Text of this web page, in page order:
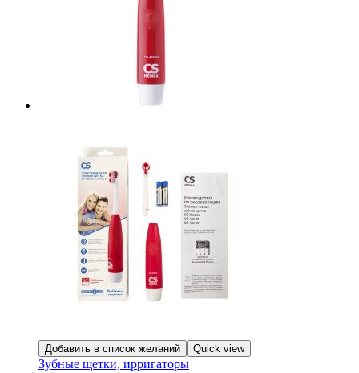
Добавить в список желаний Quick view
Зубные щетки, ирригаторы